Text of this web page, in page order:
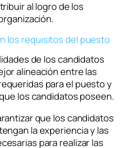
al logro de los
los requisitos del puesto
de los candidatos
alineación entre las
para el puesto y
los candidatos poseen.
que los candidatos
la experiencia y las
para realizar las